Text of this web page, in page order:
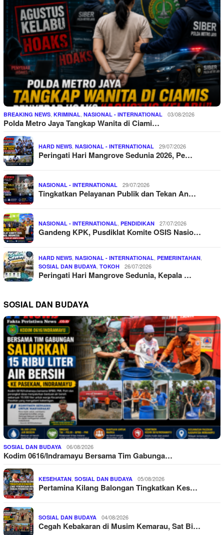
BREAKING NEWS KRIMINAL NASIONAL - INTERNATIONAL 03/08/2026
Polda Metro Jaya Tangkap Wanita di Ciami…
HARD NEWS NASIONAL - INTERNATIONAL 29/07/2026
Peringati Hari Mangrove Sedunia 2026, Pe…
NASIONAL - INTERNATIONAL 29/07/2026
Tingkatkan Pelayanan Publik dan Tekan An…
NASIONAL - INTERNATIONAL PENDIDIKAN 27/07/2026
Gandeng KPK, Pusdiklat Komite OSIS Nasio…
HARD NEWS NASIONAL - INTERNATIONAL PEMERINTAHAN
SOSIAL DAN BUDAYA TOKOH 26/07/2026
Peringati Hari Mangrove Sedunia, Kepala …
SOSIAL DAN BUDAYA
SOSIAL DAN BUDAYA 06/08/2026
Kodim 0616/Indramayu Bersama Tim Gabunga…
KESEHATAN SOSIAL DAN BUDAYA 05/08/2026
Pertamina Kilang Balongan Tingkatkan Kes…
SOSIAL DAN BUDAYA 04/08/2026
Cegah Kebakaran di Musim Kemarau, Sat Bi…